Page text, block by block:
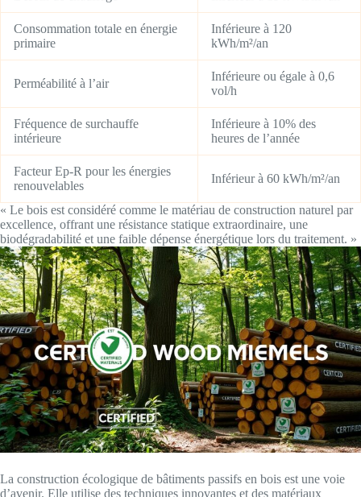
Consommation totale en énergie
primaire
Inférieure à 120
kWh/m²/an
Perméabilité à l’air
Inférieure ou égale à 0,6
vol/h
Fréquence de surchauffe
intérieure
Inférieure à 10% des
heures de l’année
Facteur Ep-R pour les énergies
renouvelables
Inférieur à 60 kWh/m²/an
« Le bois est considéré comme le matériau de construction naturel par
excellence, offrant une résistance statique extraordinaire, une
biodégradabilité et une faible dépense énergétique lors du traitement. »
La construction écologique de bâtiments passifs en bois est une voie
d’avenir. Elle utilise des techniques innovantes et des matériaux